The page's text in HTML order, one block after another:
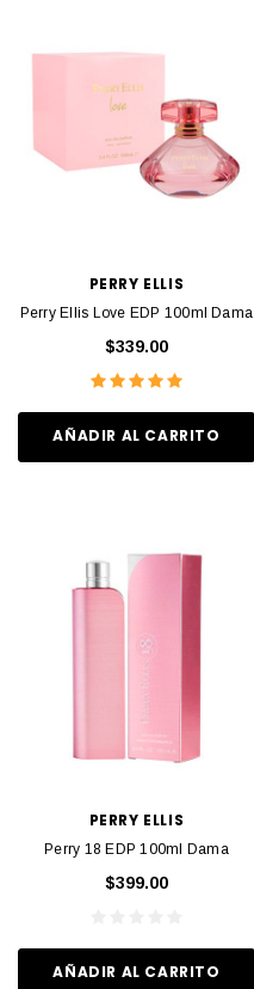
PERRY ELLIS
Perry Ellis Love EDP 100ml Dama
$339.00
AÑADIR AL CARRITO
PERRY ELLIS
Perry 18 EDP 100ml Dama
$399.00
AÑADIR AL CARRITO